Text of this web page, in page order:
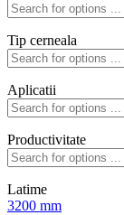
Tip cerneala
Aplicatii
Productivitate
Latime
3200 mm